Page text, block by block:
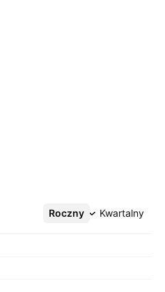
Roczny Kwartalny
Więcej